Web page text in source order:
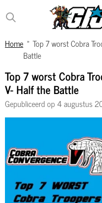
Ga
direct
de
hoofdinhoud
Home » Top 7 worst Cobra
Battle
Top 7 worst Cobra
V- Half the Battle
Gepubliceerd op 4 augustus